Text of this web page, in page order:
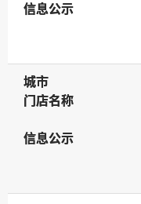
信息公示
信息公示
城市
城市
门店名称
门店名称
信息公示
信息公示